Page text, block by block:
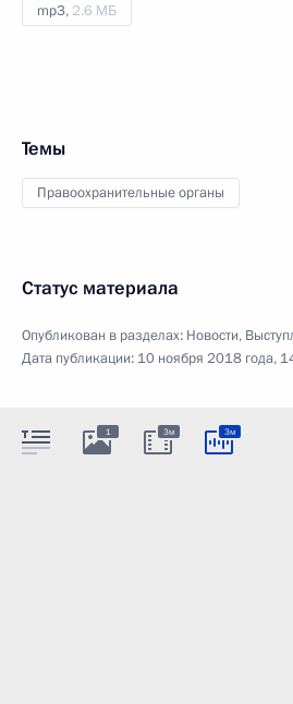
mp3, 2.6 МБ
Темы
Правоохранительные органы
Статус материала
Опубликован в разделах: Новости,
Дата публикации: 10 ноября 2018 года,
1 3м 3м